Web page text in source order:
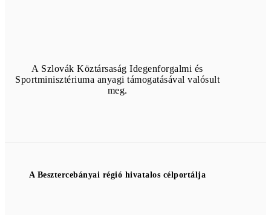
A Szlovák Köztársaság Idegenforgalmi és
Sportminisztériuma anyagi támogatásával valósult
meg.
A Besztercebányai régió hivatalos célportálja